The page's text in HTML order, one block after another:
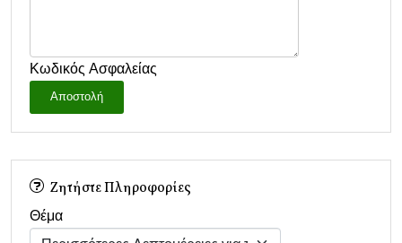
Κωδικός Ασφαλείας
Αποστολή
Ζητήστε Πληροφορίες
Θέμα